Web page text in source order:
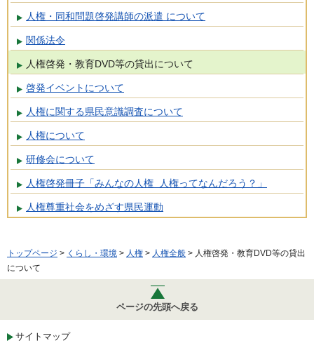
人権・同和問題啓発講師の派遣 について
関係法令
人権啓発・教育DVD等の貸出について
啓発イベントについて
人権に関する県民意識調査について
人権について
研修会について
人権啓発冊子「みんなの人権 人権ってなんだろう？」
人権尊重社会をめざす県民運動
トップページ > くらし・環境 > 人権 > 人権全般 > 人権啓発・教育DVD等の貸出
について
ページの先頭へ戻る
サイトマップ